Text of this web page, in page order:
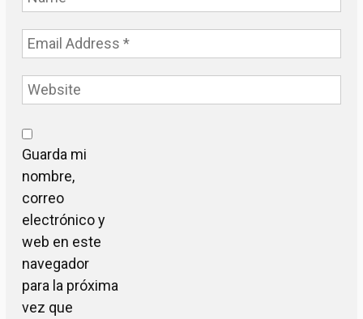
Guarda mi
nombre,
correo
electrónico y
web en este
navegador
para la próxima
vez que